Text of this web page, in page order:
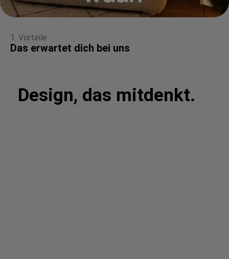
1. Vorteile
Das erwartet dich bei uns
Design, das mitdenkt.